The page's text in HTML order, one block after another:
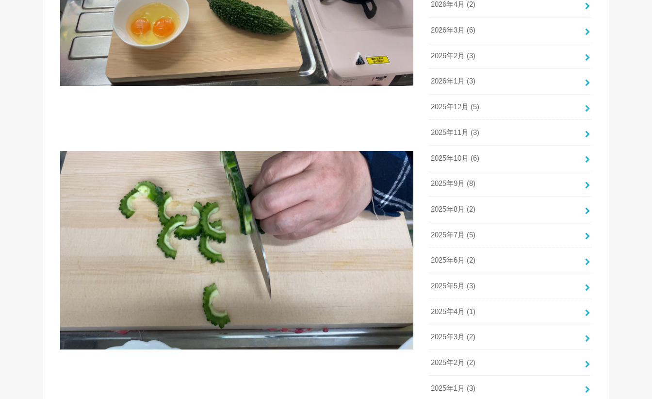
2026年4月 (2)
2026年3月 (6)
2026年2月 (3)
2026年1月 (3)
2025年12月 (5)
2025年11月 (3)
2025年10月 (6)
2025年9月 (8)
2025年8月 (2)
2025年7月 (5)
2025年6月 (2)
2025年5月 (3)
2025年4月 (1)
2025年3月 (2)
2025年2月 (2)
2025年1月 (3)